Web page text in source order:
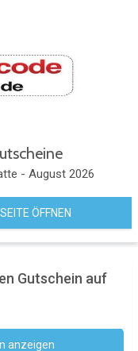
- August 2026
ÖFFNEN
Gutschein auf
anzeigen